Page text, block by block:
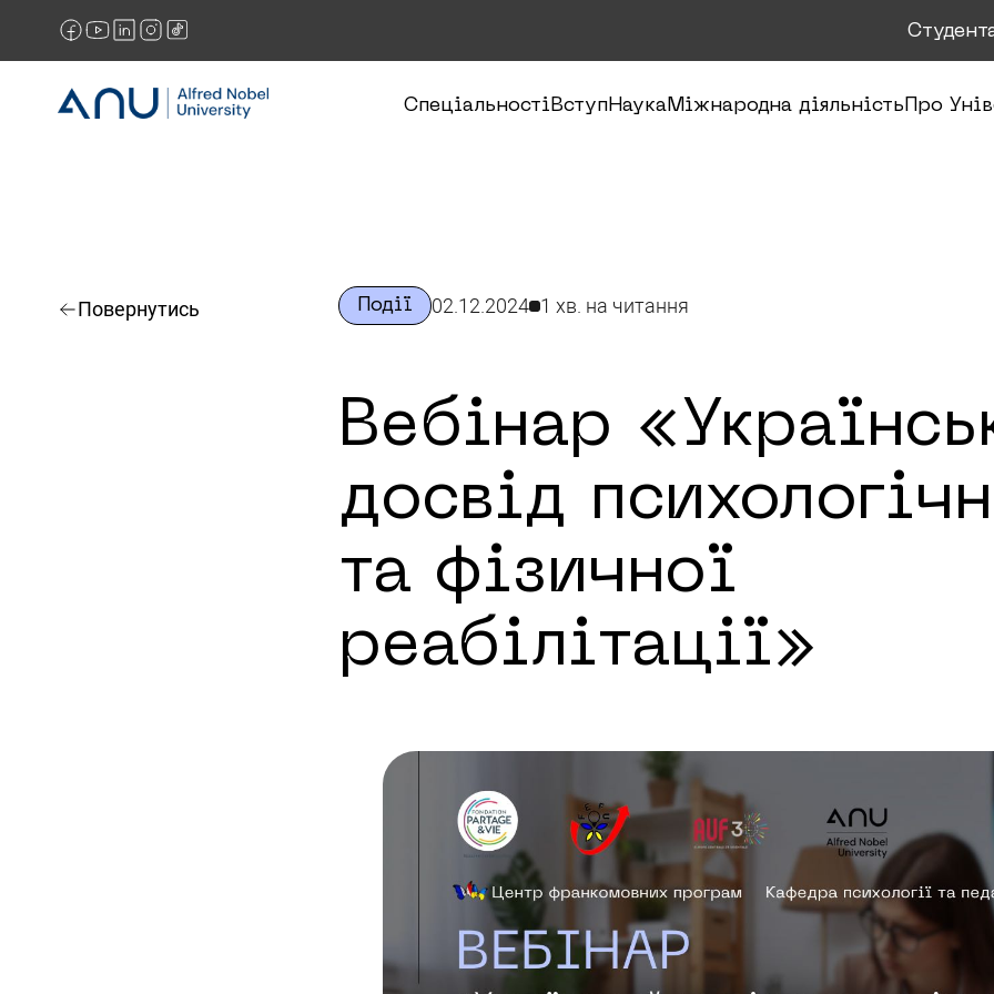
Спеціальності ВступНаукаМіжнародна діяльність Про
Повернутись Події 02.12.2024 1 хв. на читання
Вебінар
досвід
та фізичної
реабілітації»